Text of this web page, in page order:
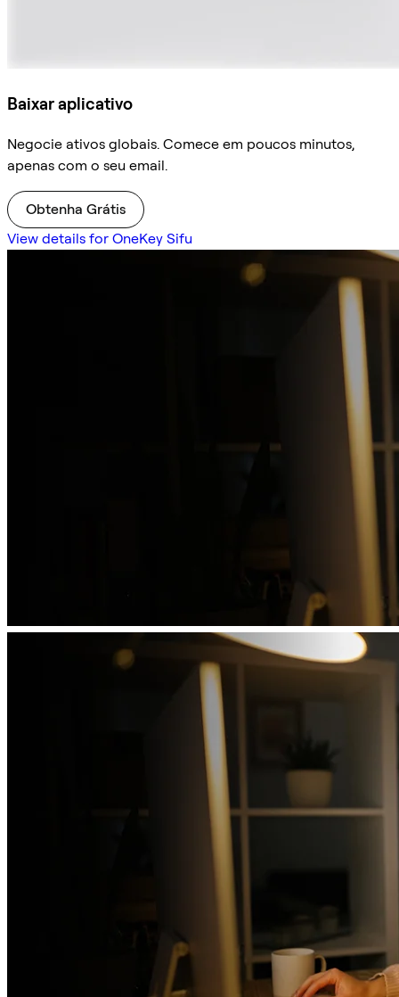
Baixar aplicativo
Negocie ativos globais. Comece em poucos minutos,
apenas com o seu email.
Obtenha Grátis
View details for OneKey Sifu